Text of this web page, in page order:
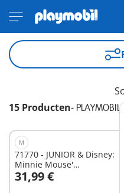
15 Producten- PLAYMOBIL
M
71770 - JUNIOR & Disney:
Minnie Mouse'
fruitsorteerwagen
31,99 €
In winkelwagen